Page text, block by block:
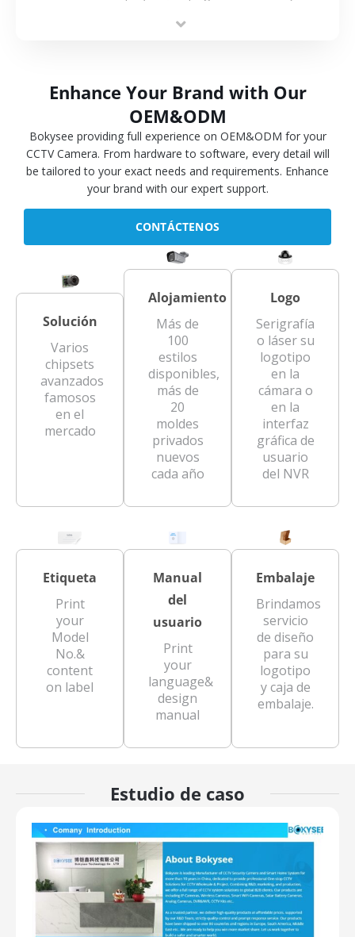
Enhance Your Brand with Our
OEM&ODM
Bokysee providing full experience on OEM&ODM for your
CCTV Camera. From hardware to software, every detail will
be tailored to your exact needs and requirements. Enhance
your brand with our expert support.
CONTÁCTENOS
Solución
Varios
chipsets
avanzados
famosos
en el
mercado
Alojamiento
Más de
100
estilos
disponibles,
más de
20
moldes
privados
nuevos
cada año
Logo
Serigrafía
o láser su
logotipo
en la
cámara o
en la
interfaz
gráfica de
usuario
del NVR
Etiqueta
Print
your
Model
No.&
content
on label
Manual
del
usuario
Print
your
language&
design
manual
Embalaje
Brindamos
servicio
de diseño
para su
logotipo
y caja de
embalaje.
Estudio de caso